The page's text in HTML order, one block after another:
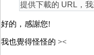
提供下載的 URL，我
好的，感謝您!
我也覺得怪怪的 ><